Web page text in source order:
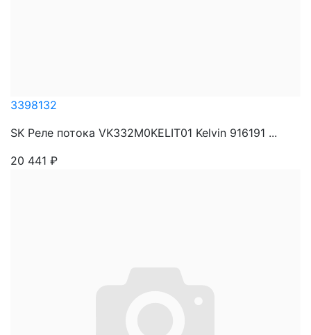
3398132
SK Реле потока VK332M0KELIT01 Kelvin 916191 ...
20 441 ₽